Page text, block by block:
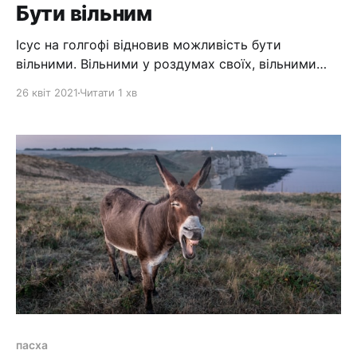
Бути вільним
Ісус на голгофі відновив можливість бути
вільними. Вільними у роздумах своїх, вільними
26 квіт 2021 Читати 1 хв
пасха